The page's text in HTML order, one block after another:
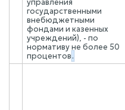
управления
государственными
внебюджетными
фондами и казенных
учреждений), - по
нормативу не более 50
процентов.